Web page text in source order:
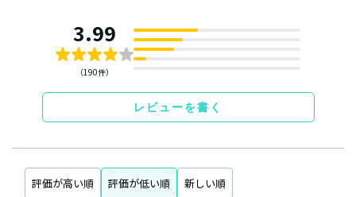
3.99
（190件）
レビューを書く
評価が高い順 評価が低い順 新しい順